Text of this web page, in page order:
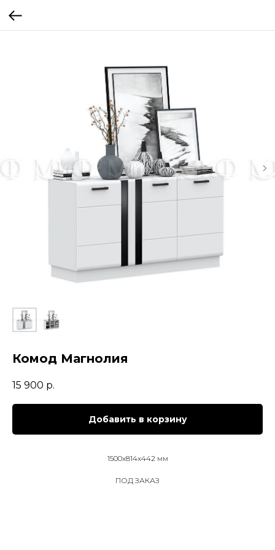
Комод Магнолия
15 900 р.
Добавить в корзину
1500х814х442 мм
ПОД ЗАКАЗ